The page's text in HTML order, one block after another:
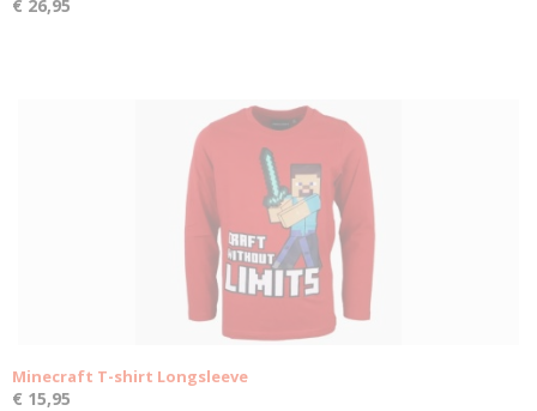
€ 26,95
Minecraft T-shirt Longsleeve
€ 15,95